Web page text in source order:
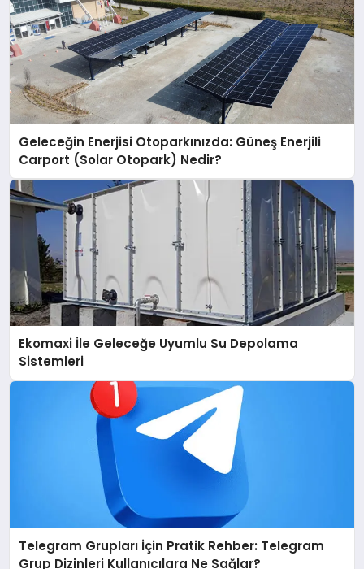
Geleceğin Enerjisi Otoparkınızda: Güneş Enerjili
Carport (Solar Otopark) Nedir?
Ekomaxi İle Geleceğe Uyumlu Su Depolama
Sistemleri
Telegram Grupları İçin Pratik Rehber: Telegram
Grup Dizinleri Kullanıcılara Ne Sağlar?